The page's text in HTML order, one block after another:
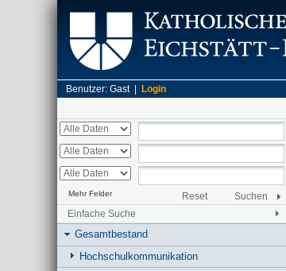
Benutzer: Gast | Login
Mehr Felder Reset
Suchen
Einfache Suche
Gesamtbestand
Hochschulkommunikation